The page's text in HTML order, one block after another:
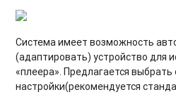
Система имеет возможность
(адаптировать) устройство для
«плеера». Предлагается
настройки(рекомендуется